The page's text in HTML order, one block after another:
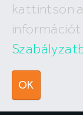
kattintson
információt
OK